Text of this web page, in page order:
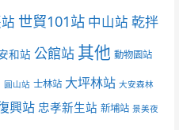
世貿101站 中山站 乾拌
和站 公館站 其他 動物園站
圓山站 士林站 大坪林站 大安森林
興站 忠孝新生站 新埔站 景美夜